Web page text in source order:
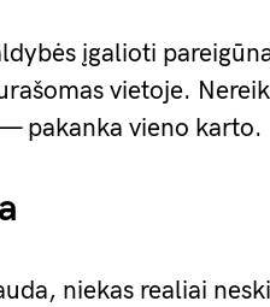
įgalioti
vietoje.
pakanka vieno karto.
niekas realiai